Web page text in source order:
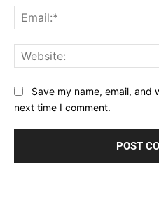
Save my name, email, and
next time I comment.